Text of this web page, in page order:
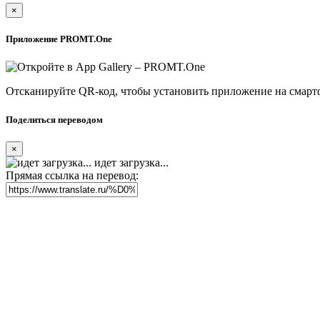
×
Приложение PROMT.One
Отсканируйте QR-код, чтобы установить приложение на
Поделиться переводом
×
идет загрузка...
Прямая ссылка на перевод: